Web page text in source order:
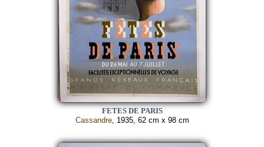
FETES DE PARIS
Cassandre, 1935, 62 cm x 98 cm